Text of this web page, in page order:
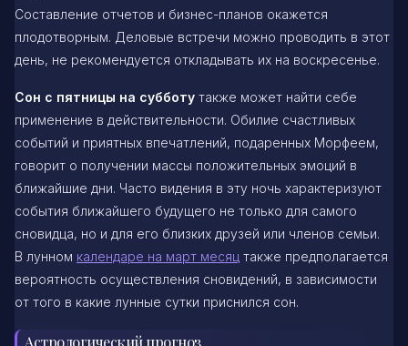
Составление отчетов и бизнес-планов окажется
плодотворным. Деловые встречи можно проводить в этот
день, не рекомендуется откладывать их на воскресенье.
Сон с пятницы на субботу также может найти себе
применение в действительности. Обилие счастливых
событий и приятных впечатлений, подаренных Морфеем,
говорит о получении массы положительных эмоций в
ближайшие дни. Часто видения в эту ночь характеризуют
события ближайшего будущего не только для самого
сновидца, но и для его близких друзей или членов семьи.
В лунном календаре на март месяц также предполагается
вероятность осуществления сновидений, в зависимости
от того в какие лунные сутки приснился сон.
Астрологический прогноз